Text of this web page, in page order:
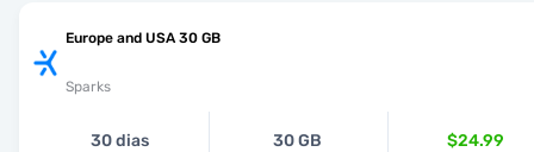
Europe and USA 30 GB
Sparks
30 dias 30 GB $24.99